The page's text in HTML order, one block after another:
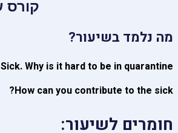
קורס
מה נלמד בשיעור?
Why is it hard to be in quarantine?
How can you contribute to the sick?
חומרים לשיעור: